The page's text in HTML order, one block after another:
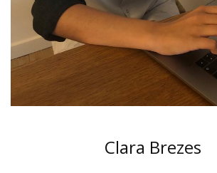
Clara Brezes